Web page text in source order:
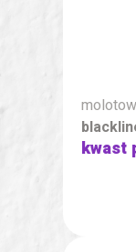
molotow
kwast